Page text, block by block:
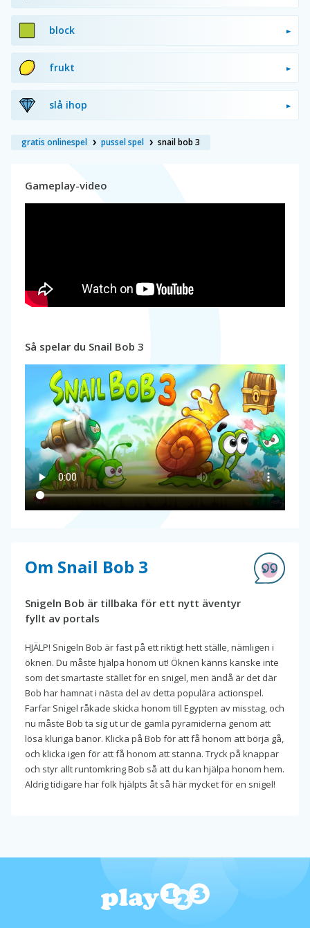
block
frukt
slå ihop
gratis onlinespel pussel spel snail bob 3
Gameplay-video
Så spelar du Snail Bob 3
Om Snail Bob 3
Snigeln Bob är tillbaka för ett nytt äventyr
fyllt av portals
HJÄLP! Snigeln Bob är fast på ett riktigt hett ställe, nämligen i
öknen. Du måste hjälpa honom ut! Öknen känns kanske inte
som det smartaste stället för en snigel, men ändå är det där
Bob har hamnat i nästa del av detta populära actionspel.
Farfar Snigel råkade skicka honom till Egypten av misstag, och
nu måste Bob ta sig ut ur de gamla pyramiderna genom att
lösa kluriga banor. Klicka på Bob för att få honom att börja gå,
och klicka igen för att få honom att stanna. Tryck på knappar
och styr allt runtomkring Bob så att du kan hjälpa honom hem.
Aldrig tidigare har folk hjälpts åt så här mycket för en snigel!